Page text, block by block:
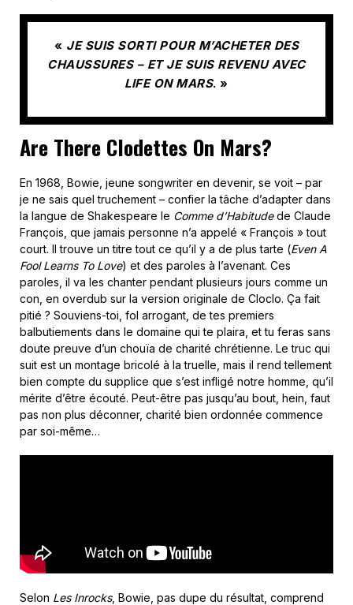
« JE SUIS SORTI POUR M’ACHETER DES
CHAUSSURES – ET JE SUIS REVENU AVEC
LIFE ON MARS. »
Are There Clodettes On Mars?
En 1968, Bowie, jeune songwriter en devenir, se voit – par
je ne sais quel truchement – confier la tâche d’adapter dans
la langue de Shakespeare le Comme d’Habitudede Claude
François, que jamais personne n’a appelé « François » tout
court. Il trouve un titre tout ce qu’il y a de plus tarte (Even A
Fool Learns To Love) et des paroles à l’avenant. Ces
paroles, il va les chanter pendant plusieurs jours comme un
con, en overdub sur la version originale de Cloclo. Ça fait
pitié ? Souviens-toi, fol arrogant, de tes premiers
balbutiements dans le domaine qui te plaira, et tu feras sans
doute preuve d’un chouïa de charité chrétienne. Le truc qui
suit est un montage bricolé à la truelle, mais il rend tellement
bien compte du supplice que s’est infligé notre homme, qu’il
mérite d’être écouté. Peut-être pas jusqu’au bout, hein, faut
pas non plus déconner, charité bien ordonnée commence
par soi-même…
Selon Les Inrocks, Bowie, pas dupe du résultat, comprend